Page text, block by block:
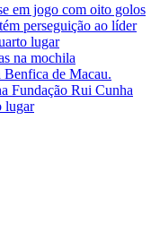
em jogo com oito golos
perseguição ao líder
lugar
na mochila
de Macau.
Fundação Rui Cunha
lugar